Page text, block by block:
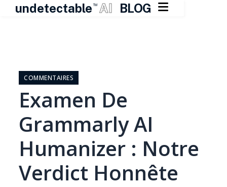
undetectable TM AI BLOG 
contentCOMMENTAIRES
Examen De
Grammarly AI
Humanizer : Notre
Verdict Honnête